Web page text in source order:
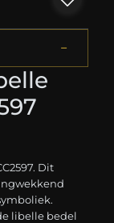
Dit
libelle bedel